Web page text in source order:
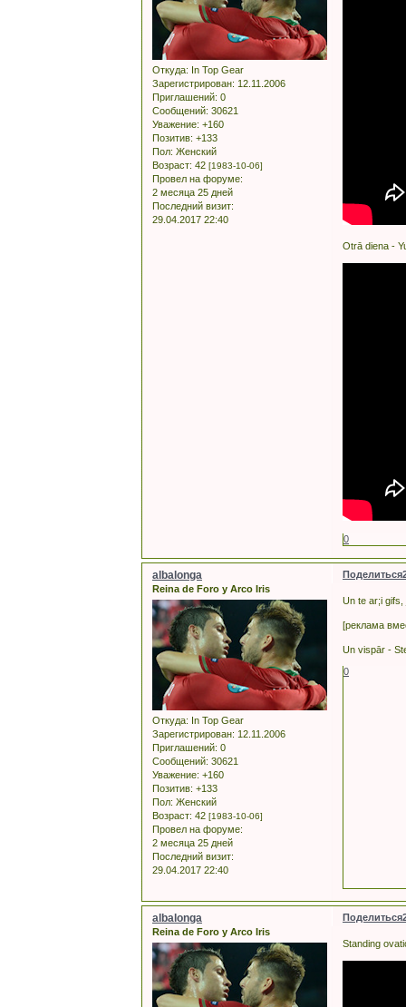
Откуда: In Top Gear
Зарегистрирован: 12.11.2006
Приглашений: 0
Сообщений: 30621
Уважение: +160
Позитив: +133
Пол: Женский
Возраст: 42 [1983-10-06]
Провел на форуме:
2 месяца 25 дней
Последний визит:
29.04.2017 22:40
Otrā diena -
0
Поделиться
albalonga
Reina de Foro y Arco Iris
Откуда: In Top Gear
Зарегистрирован: 12.11.2006
Приглашений: 0
Сообщений: 30621
Уважение: +160
Позитив: +133
Пол: Женский
Возраст: 42 [1983-10-06]
Провел на форуме:
2 месяца 25 дней
Последний визит:
29.04.2017 22:40
Un te ar;i
[реклама
Un vispār -
0
Поделиться
albalonga
Reina de Foro y Arco Iris
Standing